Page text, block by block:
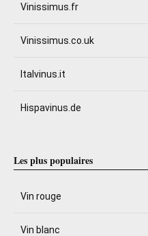
Vinissimus.fr
Vinissimus.co.uk
Italvinus.it
Hispavinus.de
Les plus populaires
Vin rouge
Vin blanc